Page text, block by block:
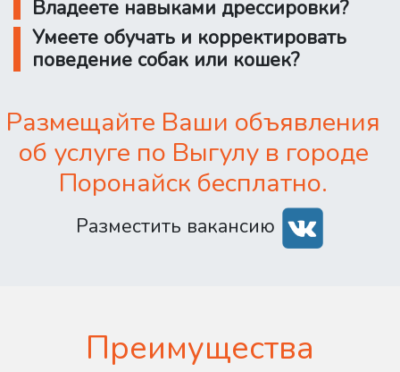
Владеете навыками дрессировки?
Умеете обучать и корректировать
поведение собак или кошек?
Размещайте Ваши объявления
об услуге по Выгулу в городе
Поронайск бесплатно.
Разместить вакансию
Преимущества